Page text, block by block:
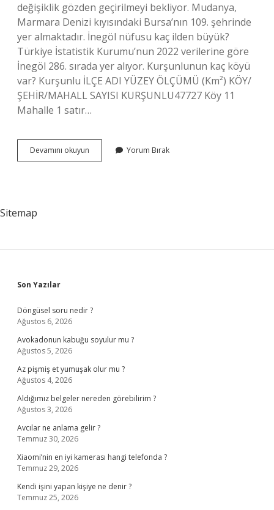
değişiklik gözden geçirilmeyi bekliyor. Mudanya,
Marmara Denizi kıyısındaki Bursa’nın 109. şehrinde
yer almaktadır. İnegöl nüfusu kaç ilden büyük?
Türkiye İstatistik Kurumu’nun 2022 verilerine göre
İnegöl 286. sırada yer alıyor. Kurşunlunun kaç köyü
var? Kurşunlu İLÇE ADI YÜZEY ÖLÇÜMÜ (Km²) KÖY/
ŞEHİR/MAHALL SAYISI KURŞUNLU47727 Köy 11
Mahalle 1 satır…
Devamını okuyun
Kurşunlu
Yorum Bırak
Sitemap
Sidebar
Son Yazılar
Döngüsel soru nedir ?
Ağustos 6, 2026
Avokadonun kabuğu soyulur mu ?
Ağustos 5, 2026
Az pişmiş et yumuşak olur mu ?
Ağustos 4, 2026
Aldığımız belgeler nereden görebilirim ?
Ağustos 3, 2026
Avcılar ne anlama gelir ?
Temmuz 30, 2026
Xiaomi’nin en iyi kamerası hangi telefonda ?
Temmuz 29, 2026
Kendi işini yapan kişiye ne denir ?
Temmuz 25, 2026